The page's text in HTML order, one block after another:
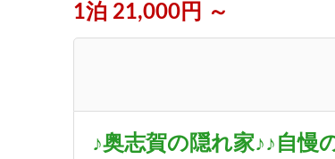
1泊 21,000円 ～
♪奥志賀の隠れ家♪♪自慢